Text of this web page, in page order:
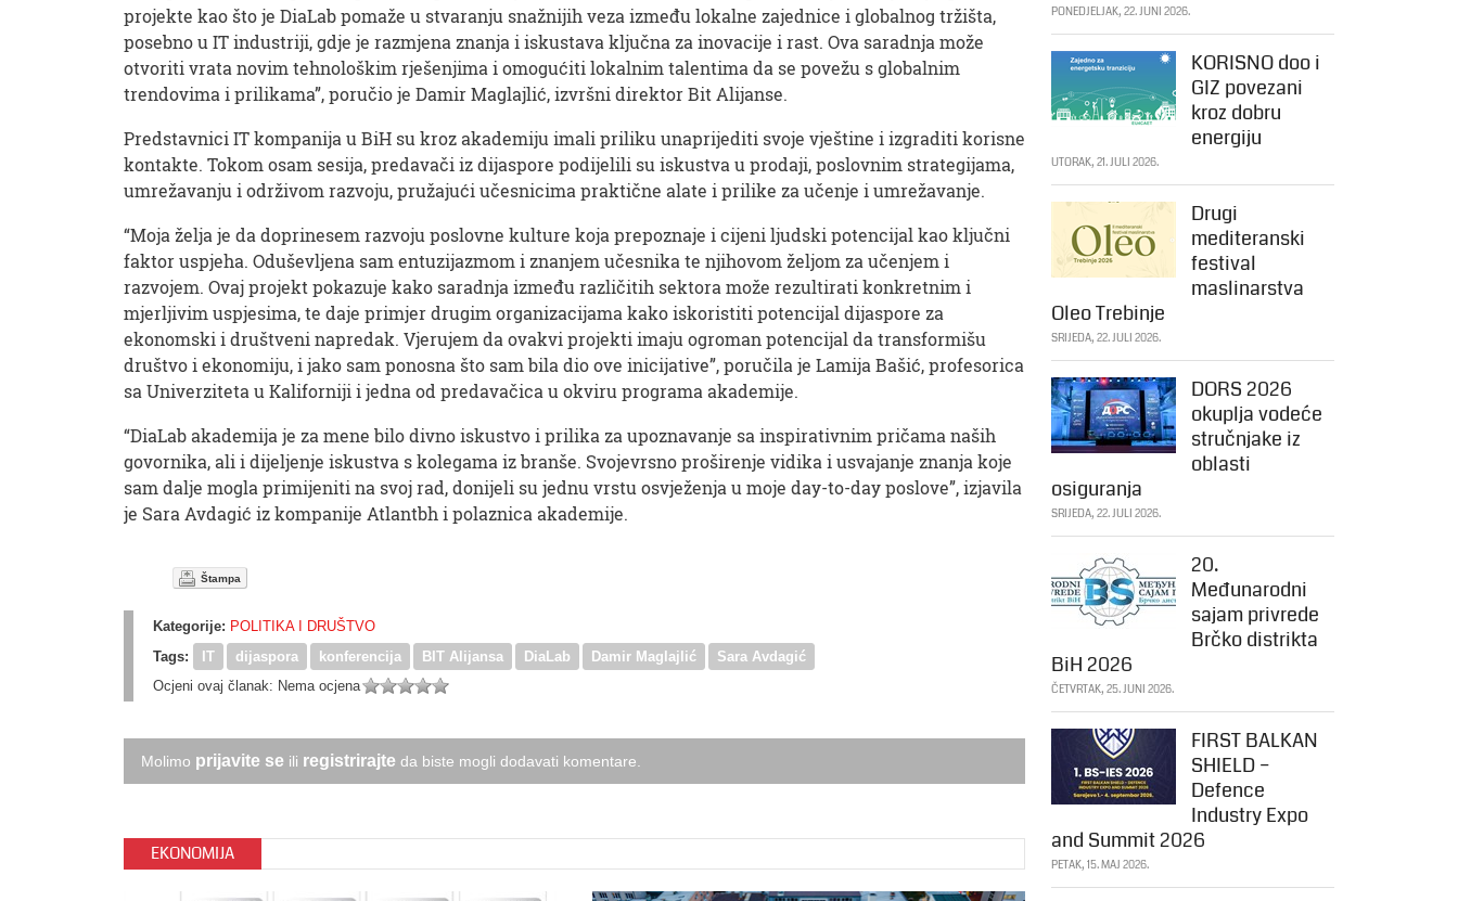
projekte kao što je DiaLab pomaže u stvaranju snažnijih veza između lokalne zajednice i globalnog tržišta,
posebno u IT industriji, gdje je razmjena znanja i iskustava ključna za inovacije i rast. Ova saradnja može
otvoriti vrata novim tehnološkim rješenjima i omogućiti lokalnim talentima da se povežu s globalnim
trendovima i prilikama”, poručio je Damir Maglajlić, izvršni direktor Bit Alijanse.
Predstavnici IT kompanija u BiH su kroz akademiju imali priliku unaprijediti svoje vještine i izgraditi korisne
kontakte. Tokom osam sesija, predavači iz dijaspore podijelili su iskustva u prodaji, poslovnim strategijama,
umrežavanju i održivom razvoju, pružajući učesnicima praktične alate i prilike za učenje i umrežavanje.
“Moja želja je da doprinesem razvoju poslovne kulture koja prepoznaje i cijeni ljudski potencijal kao ključni
faktor uspjeha. Oduševljena sam entuzijazmom i znanjem učesnika te njihovom željom za učenjem i
razvojem. Ovaj projekt pokazuje kako saradnja između različitih sektora može rezultirati konkretnim i
mjerljivim uspjesima, te daje primjer drugim organizacijama kako iskoristiti potencijal dijaspore za
ekonomski i društveni napredak. Vjerujem da ovakvi projekti imaju ogroman potencijal da transformišu
društvo i ekonomiju, i jako sam ponosna što sam bila dio ove inicijative”, poručila je Lamija Bašić, profesorica
sa Univerziteta u Kaliforniji i jedna od predavačica u okviru programa akademije.
“DiaLab akademija je za mene bilo divno iskustvo i prilika za upoznavanje sa inspirativnim pričama naših
govornika, ali i dijeljenje iskustva s kolegama iz branše. Svojevrsno proširenje vidika i usvajanje znanja koje
sam dalje mogla primijeniti na svoj rad, donijeli su jednu vrstu osvježenja u moje day-to-day poslove”, izjavila
je Sara Avdagić iz kompanije Atlantbh i polaznica akademije.
Štampa
Kategorije: POLITIKA I DRUŠTVO
Tags:
IT dijaspora konferencija BIT Alijansa DiaLab Damir Maglajlić
Sara Avdagić
Ocjeni ovaj članak: Nema ocjena
Molimo prijavite se ili registrirajte da biste mogli dodavati komentare.
EKONOMIJA
PONEDJELJAK, 22. JUNI 2026.
KORISNO doo i
GIZ povezani
kroz dobru
energiju
UTORAK, 21. JULI 2026.
Drugi
mediteranski
festival
maslinarstva
Oleo Trebinje
SRIJEDA, 22. JULI 2026.
DORS 2026
okuplja vodeće
stručnjake iz
oblasti
osiguranja
SRIJEDA, 22. JULI 2026.
20.
Međunarodni
sajam privrede
Brčko distrikta
BiH 2026
ČETVRTAK, 25. JUNI 2026.
FIRST BALKAN
SHIELD –
Defence
Industry Expo
and Summit 2026
PETAK, 15. MAJ 2026.